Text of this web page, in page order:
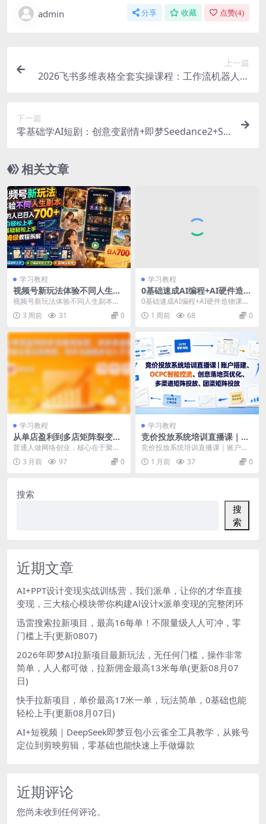
admin 分享 收藏 点赞(4)
上一篇
2026飞书多维表格全套实操课程：工作流机器人联
下一篇
零基础学AI短剧：创意变剧情+即梦Seedance2+So
相关文章
学习教程
视频号新玩法体验不同人生副
本，懂的人已日入700+，小白
轻松上手，0基础轻松上手，
保姆级教程拆解
视频号新玩法体验不同人生副本，
懂的人已日入700+，小白轻松上
手，0基础轻松上手...
3 周前 31 0
学习教程
0基础速成AI编程+AI硬件造物
课，0基础速成AI造物，AI时
代的大满贯课程
0基础速成AI编程+AI硬件造物课，
0基础速成AI造物，AI时代的大满贯
课程 课...
1 周前 68 0
学习教程
从单店盈利到多店矩阵裂变，
拼多多虚拟项目全套实操教
程，新手也能稳步日入千元
普通人做网络创业，核心在于聚焦
赛道、深耕变现。很多人想做电
商，却受限于无资金、无...
3 月前 97 0
学习教程
竞价投放系统培训直播课｜账
户搭建、OCPC智能控流、创
意落地页优化、多渠道矩阵投
放、团队管理与副业变现全阶
竞价投放系统培训直播课｜账户搭
建、OCPC智能控流、创意落地页优
化、多渠道矩阵投...
1 月前 37 0
搜索
搜
索
近期文章
AI+PPT设计变现实战训练营，我们派单，让你的才华直接
变现，三大核心模块带你构建Al设计x派单变现的完整闭环
迅雷搜索拉新项目，最高16每单！不限量级人人可冲，零
门槛上手(更新0807)
2026年即梦AI拉新项目最新玩法，无任何门槛，操作非常
简单，人人都可做，拉新佣金最高13米每单(更新08月07
日)
快手拉新项目，单价最高17米一单，玩法简单，0基础也能
轻松上手(更新08月07日)
AI+短视频｜DeepSeek即梦豆包小云雀全工具教学，从账号
定位到剪映剪辑，零基础也能快速上手做爆款
近期评论
您尚未收到任何评论。